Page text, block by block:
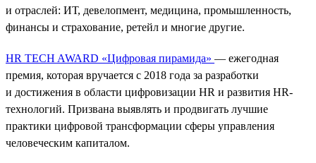
и отраслей: ИТ, девелопмент, медицина, промышленность,
финансы и страхование, ретейл и многие другие.
HR TECH AWARD «Цифровая пирамида» — ежегодная
премия, которая вручается с 2018 года за разработки
и достижения в области цифровизации HR и развития HR-
технологий. Призвана выявлять и продвигать лучшие
практики цифровой трансформации сферы управления
человеческим капиталом.